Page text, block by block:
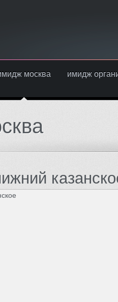
москва имидж